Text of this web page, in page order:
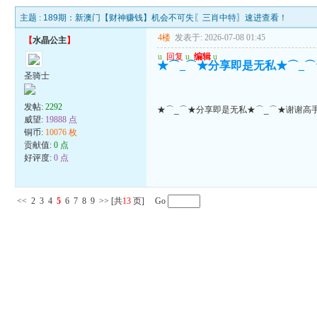
主题 : 189期：新澳门【财神赚钱】机会不可失〖三肖中特〗速进查看！
【水晶公主】
圣骑士
发帖:2292
威望: 19888 点
铜币: 10076 枚
贡献值:0 点
好评度:0 点
4楼 发表于: 2026-07-08 01:45
u 回复 u 编辑 u
★⌒_⌒★分享即是无私
★⌒_⌒★分享即是无私★⌒_⌒★谢谢
<< 2 3 4 5 6 7 8 9 >> [共13 页] Go